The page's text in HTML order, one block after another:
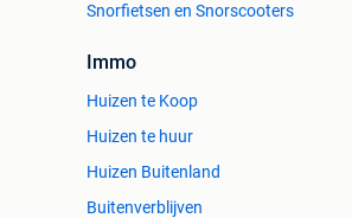
Snorfietsen en Snorscooters
Immo
Huizen te Koop
Huizen te huur
Huizen Buitenland
Buitenverblijven